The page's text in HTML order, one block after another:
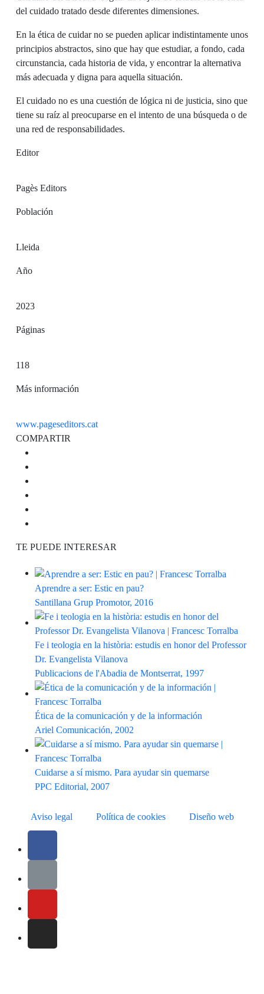
del cuidado tratado desde diferentes dimensiones.
En la ética de cuidar no se pueden aplicar indistintamente unos
principios abstractos, sino que hay que estudiar, a fondo, cada
circunstancia, cada historia de vida, y encontrar la alternativa
más adecuada y digna para aquella situación.
El cuidado no es una cuestión de lógica ni de justicia, sino que
tiene su raíz al preocuparse en el intento de una búsqueda o de
una red de responsabilidades.
Editor
Pagès Editors
Población
Lleida
Año
2023
Páginas
118
Más información
www.pageseditors.cat
COMPARTIR
TE PUEDE INTERESAR
Aprendre a ser: Estic en pau?
Santillana Grup Promotor, 2016
Fe i teologia en la història: estudis en honor del Professor
Dr. Evangelista Vilanova
Publicacions de l'Abadia de Montserrat, 1997
Ética de la comunicación y de la información
Ariel Comunicación, 2002
Cuidarse a sí mismo. Para ayudar sin quemarse
PPC Editorial, 2007
Aviso legal Política de cookies Diseño web